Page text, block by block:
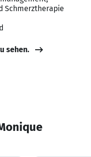
Schmerztherapie
sehen.